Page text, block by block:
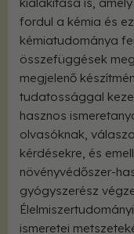
fordul a kémia és
kémiatudománya
összefüggések
megjelenő
tudatossággal
hasznos
olvasóknak,
kérdésekre, és
növényvédőszer-
gyógyszerész
ismeretei